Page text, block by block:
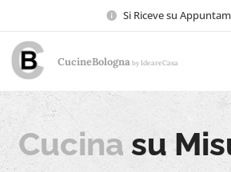
Si Riceve su
CucineBologna by IdeareCasa
Cucina su